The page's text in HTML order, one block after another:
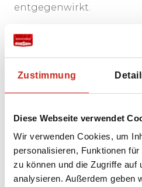
Zustimmung
Diese Webseite verwendet
Wir verwenden Cookies, um
personalisieren, Funktionen
zu können und die Zugriffe auf
analysieren. Außerdem geben
entgegenwirkt.
Für alle Flüge erheben
Retourflug. Diese
zu den betreffenden
und kompensieren bei
jeden Flug, den wir über
durchführen.
Hier mehr erfahren.